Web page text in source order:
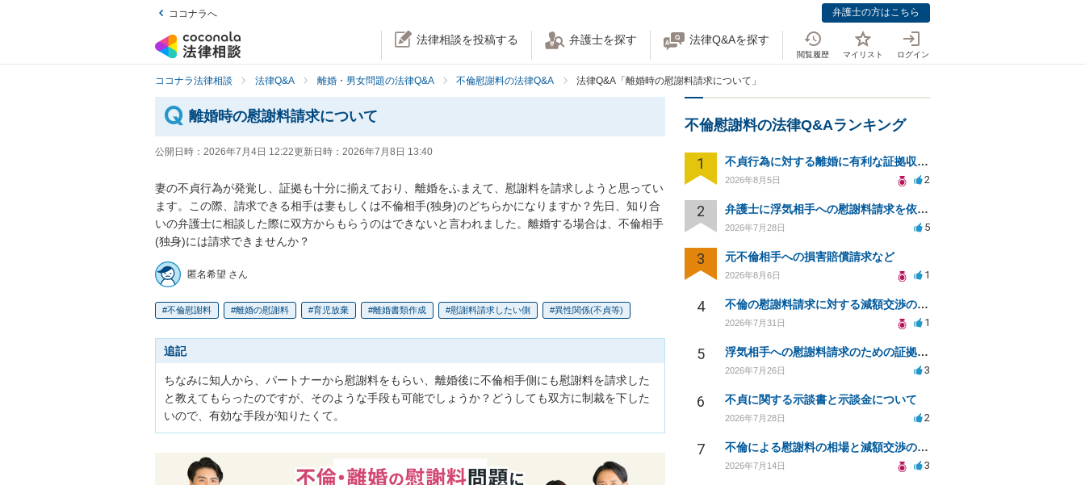
ココナラへ 弁護士の方はこちら
法律相談を投稿する 弁護士を探す 法律Q&Aを探す
閲覧履歴 マイリスト ログイン
ココナラ法律相談 法律Q&A 離婚・男女問題の法律Q&A 不倫慰謝料の法律Q&A 法律Q&A「離婚時の慰謝料請求について」
離婚時の慰謝料請求について
公開日時： 2026年7月4日 12:22更新日時： 2026年7月8日 13:40
妻の不貞行為が発覚し、証拠も十分に揃えており、離婚をふまえて、慰謝料を請求しようと思ってい
ます。この際、請求できる相手は妻もしくは不倫相手(独身)のどちらかになりますか？先日、知り合
いの弁護士に相談した際に双方からもらうのはできないと言われました。離婚する場合は、不倫相手
(独身)には請求できませんか？
匿名希望 さん
不倫慰謝料 離婚の慰謝料 育児放棄 離婚書類作成 慰謝料請求したい側 異性関係(不貞等)
追記
ちなみに知人から、パートナーから慰謝料をもらい、離婚後に不倫相手側にも慰謝料を請求した
と教えてもらったのですが、そのような手段も可能でしょうか？どうしても双方に制裁を下した
いので、有効な手段が知りたくて。
不倫慰謝料の法律Q&Aランキング
1 不貞行為に対する離婚に有利な証拠収集方法と法的手続きについて
2026年8月5日 2
2 弁護士に浮気相手への慰謝料請求を依頼する費用相場は？
2026年7月28日 5
3 元不倫相手への損害賠償請求など
2026年8月6日 1
4 不倫の慰謝料請求に対する減額交渉の可能性と対策
2026年7月31日 1
5 浮気相手への慰謝料請求のための証拠集めと探偵選び
2026年7月26日 3
6 不貞に関する示談書と示談金について
2026年7月28日 2
7 不倫による慰謝料の相場と減額交渉の可能性について
2026年7月14日 3